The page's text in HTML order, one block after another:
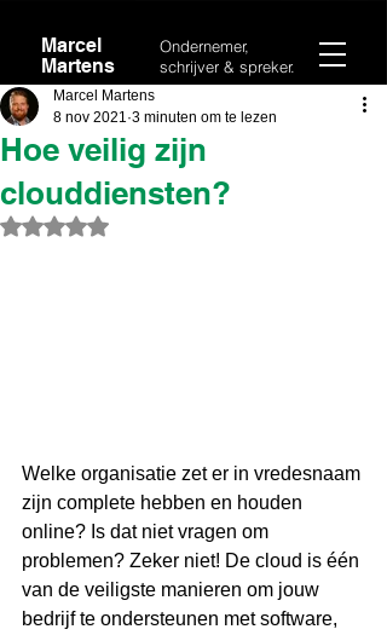
Marcel
Martens
Ondernemer,
schrijver & spreker.
Hoe veilig zijn
clouddiensten?
Marcel Martens
8 nov 2021 3 minuten om te lezen
Beoordeeld met NaN uit 5 sterren.
Welke organisatie zet er in vredesnaam
zijn complete hebben en houden
online? Is dat niet vragen om
problemen? Zeker niet! De cloud is één
van de veiligste manieren om jouw
bedrijf te ondersteunen met software,